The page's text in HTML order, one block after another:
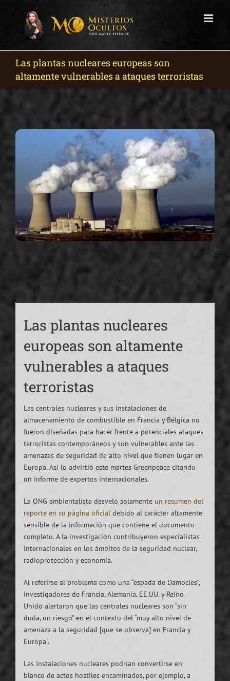
Las plantas nucleares europeas son
altamente vulnerables a ataques terroristas
Las plantas nucleares
europeas son altamente
vulnerables a ataques
terroristas
Las centrales nucleares y sus instalaciones de
almacenamiento de combustible en Francia y Bélgica no
fueron diseñadas para hacer frente a potenciales ataques
terroristas contemporáneos y son vulnerables ante las
amenazas de seguridad de alto nivel que tienen lugar en
Europa. Así lo advirtió este martes Greenpeace citando
un informe de expertos internacionales.
La ONG ambientalista desveló solamente un resumen del
reporte en su página oficialdebido al carácter altamente
sensible de la información que contiene el documento
completo. A la investigación contribuyeron especialistas
internacionales en los ámbitos de la seguridad nuclear,
radioprotección y economía.
Al referirse al problema como una “espada de Damocles”,
investigadores de Francia, Alemania, EE.UU. y Reino
Unido alertaron que las centrales nucleares son “sin
duda, un riesgo” en el contexto del “muy alto nivel de
amenaza a la seguridad [que se observa] en Francia y
Europa”.
Las instalaciones nucleares podrían convertirse en
blanco de actos hostiles encaminados, por ejemplo, a